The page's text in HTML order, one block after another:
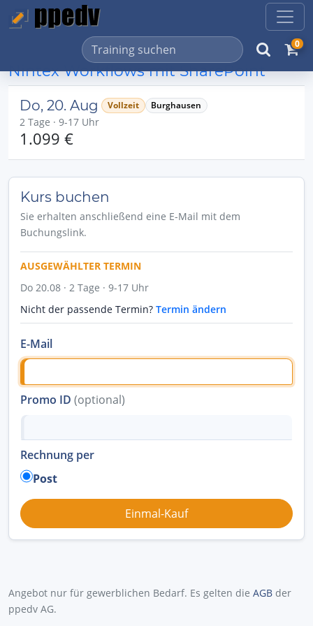
0
Nintex Workflows mit SharePoint
Do, 20. Aug Vollzeit Burghausen
2 Tage · 9-17 Uhr
1.099 €
Kurs buchen
Sie erhalten anschließend eine E-Mail mit dem
Buchungslink.
AUSGEWÄHLTER TERMIN
Do 20.08 · 2 Tage · 9-17 Uhr
Nicht der passende Termin? Termin ändern
E-Mail
Promo ID (optional)
Rechnung per
Post
Angebot nur für gewerblichen Bedarf. Es gelten die AGB der
ppedv AG.